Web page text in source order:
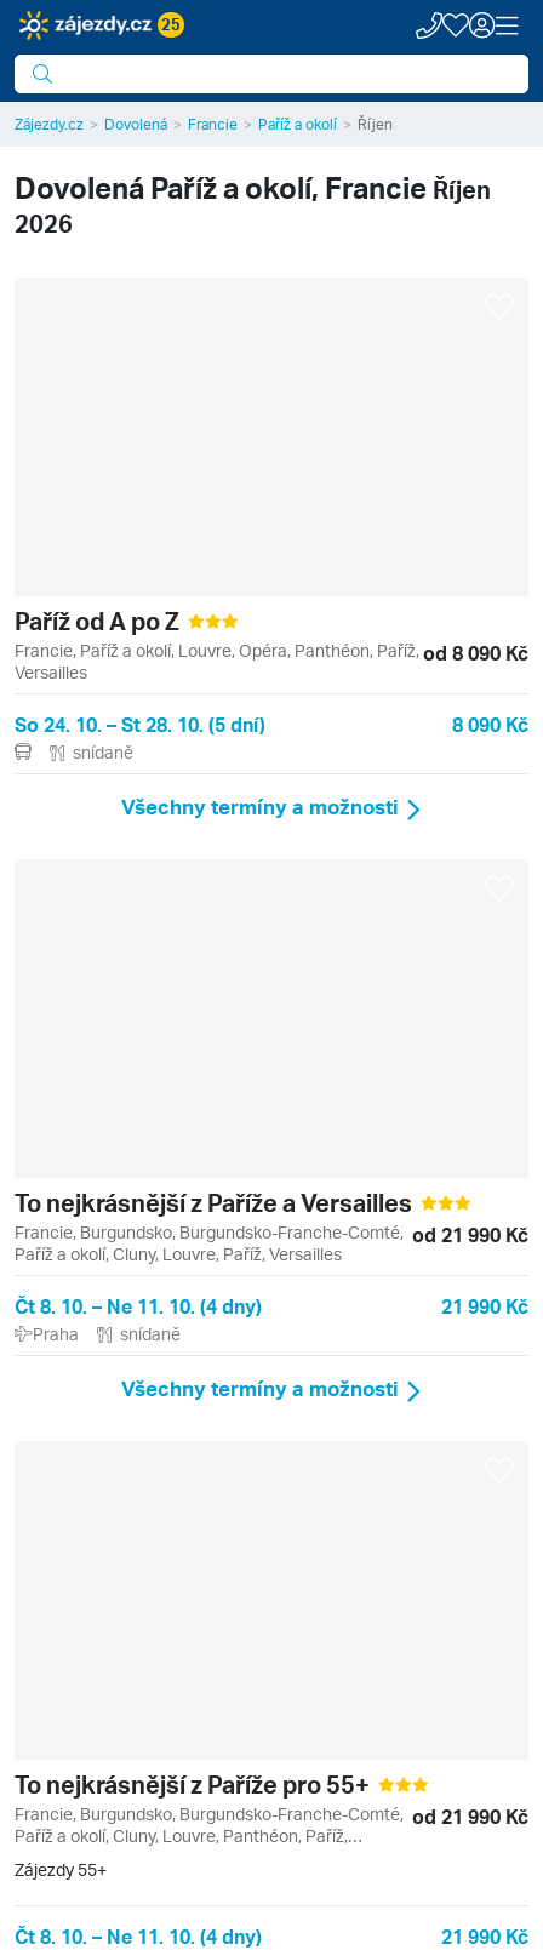
25
Zájezdy.cz Dovolená Francie Paříž a okolí Říjen
Dovolená Paříž a okolí, Francie Říjen
2026
Paříž od A po Z
Francie, Paříž a okolí, Louvre, Opéra, Panthéon, Paříž,
Versailles
od 8 090 Kč
So 24. 10. – St 28. 10. (5 dní) 8 090 Kč
snídaně
Všechny termíny a možnosti
To nejkrásnější z Paříže a Versailles
Francie, Burgundsko, Burgundsko-Franche-Comté,
Paříž a okolí, Cluny, Louvre, Paříž, Versailles
od 21 990 Kč
Čt 8. 10. – Ne 11. 10. (4 dny) 21 990 Kč
Praha snídaně
Všechny termíny a možnosti
To nejkrásnější z Paříže pro 55+
Francie, Burgundsko, Burgundsko-Franche-Comté,
Paříž a okolí, Cluny, Louvre, Panthéon, Paříž,
od 21 990 Kč
Zájezdy 55+
Čt 8. 10. – Ne 11. 10. (4 dny) 21 990 Kč